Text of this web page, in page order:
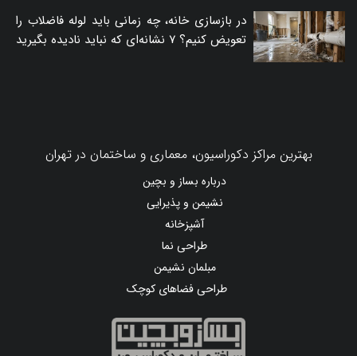
در بازسازی خانه، چه زمانی باید لوله فاضلاب را
تعویض کنیم؟ ۷ نشانه‌ای که نباید نادیده بگیرید
بهترین مراکز دکوراسیون، معماری و ساختمان در تهران
درباره بساز و بچین
نشیمن و پذیرایی
آشپزخانه
طراحی نما
مبلمان نشیمن
طراحی فضاهای کوچک